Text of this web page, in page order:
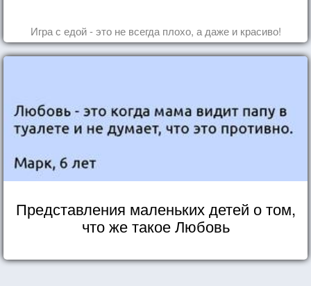
Игра с едой - это не всегда плохо, а даже и красиво!
Представления маленьких детей о том,
что же такое Любовь